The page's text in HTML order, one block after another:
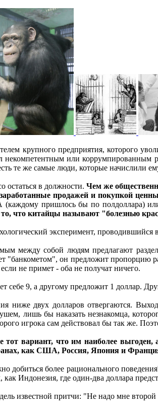
крупного предприятия, которого
или коррумпированным
те же самые люди, которые начислили
остаться в должности.Чем же
продажей и покупкой
пришлось бы по полдоллара)
что китайцы называют "болезнью
эксперимент, проводившийся
между собой людям предлагают
"банкометом", он предложит
не примет - оба не получат ничего.
себе 9, а другому предложит 1 доллар.
ниже двух долларов отвергаются.
лишь бы наказать незнакомца,
игрока сам действовал бы так же.
вариант, что им наиболее выгоден,
как США, Россия, Япония и
более рационального
Индонезия, где один-два доллара
известной притчи: "Не надо мне второй